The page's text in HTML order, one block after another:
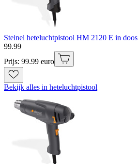
Steinel heteluchtpistool HM 2120 E in doos
99.99
Prijs: 99.99 euro
Bekijk alles in heteluchtpistool